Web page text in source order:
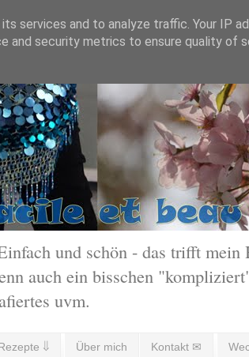
und schön - das trifft
auch ein bisschen
uvm.
⇓ Über mich Kontakt ✉
services and to analyze traffic. Your IP
and security metrics to ensure quality of